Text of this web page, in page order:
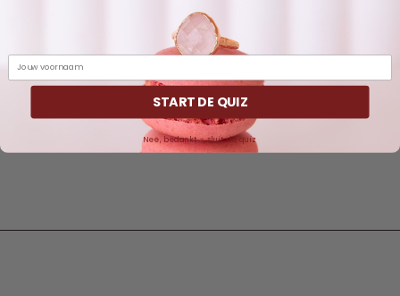
Naam
START DE QUIZ
Nee, bedankt - sluit de quiz